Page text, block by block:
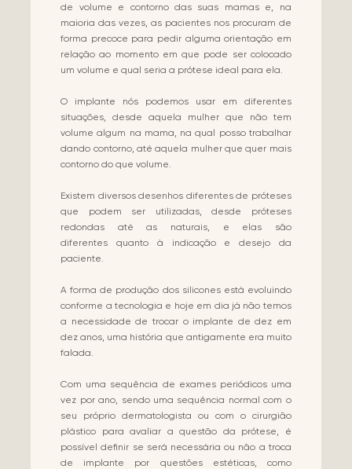
de volume e contorno das suas mamas e, na
maioria das vezes, as pacientes nos procuram de
forma precoce para pedir alguma orientação em
relação ao momento em que pode ser colocado
um volume e qual seria a prótese ideal para ela.
O implante nós podemos usar em diferentes
situações, desde aquela mulher que não tem
volume algum na mama, na qual posso trabalhar
dando contorno, até aquela mulher que quer mais
contorno do que volume.
Existem diversos desenhos diferentes de próteses
que podem ser utilizadas, desde próteses
redondas até as naturais, e elas são
diferentes quanto à indicação e desejo da
paciente.
A forma de produção dos silicones está evoluindo
conforme a tecnologia e hoje em dia já não temos
a necessidade de trocar o implante de dez em
dez anos, uma história que antigamente era muito
falada.
Com uma sequência de exames periódicos uma
vez por ano, sendo uma sequência normal com o
seu próprio dermatologista ou com o cirurgião
plástico para avaliar a questão da prótese, é
possível definir se será necessária ou não a troca
de implante por questões estéticas, como